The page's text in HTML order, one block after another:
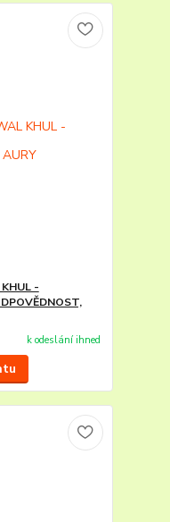
-
k odeslání ihned